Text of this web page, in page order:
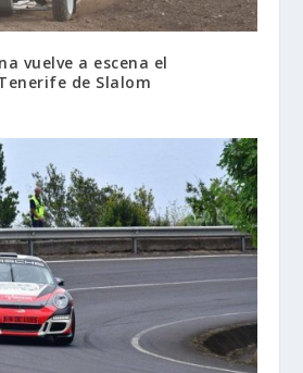
vuelve a escena el
de Slalom